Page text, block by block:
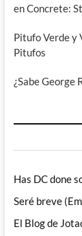
en Concrete:
Pitufo Verde y
Pitufos
¿Sabe George
Has DC done
Seré breve
El Blog de